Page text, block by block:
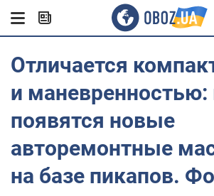
Отличается
и
появятся новые
авторемонтные
на базе пикапов.